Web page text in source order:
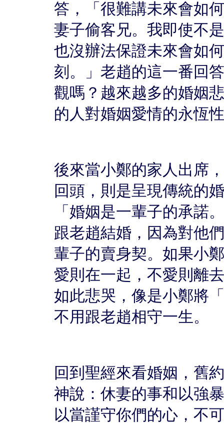
答，「很難講未來會如
妻子偷客兄。我即使不
也沒辦法保證未來會如
刻。」老趙的這一番回
觀嗎？越來越多的婚姻
的人對婚姻愛情的永恆
後來當小鄭的家人出席
回頭，則是呈現傳統的
「婚姻是一輩子的承諾
跟老趙結婚，因為對他
輩子的賣身契。如果小
愛則在一起，不愛則離
如此悲哭，像是小鄭將
不用跟老趙相守一生。
回到聖經來看婚姻，舊
神說：休妻的事和以強
以當謹守你們的心，不